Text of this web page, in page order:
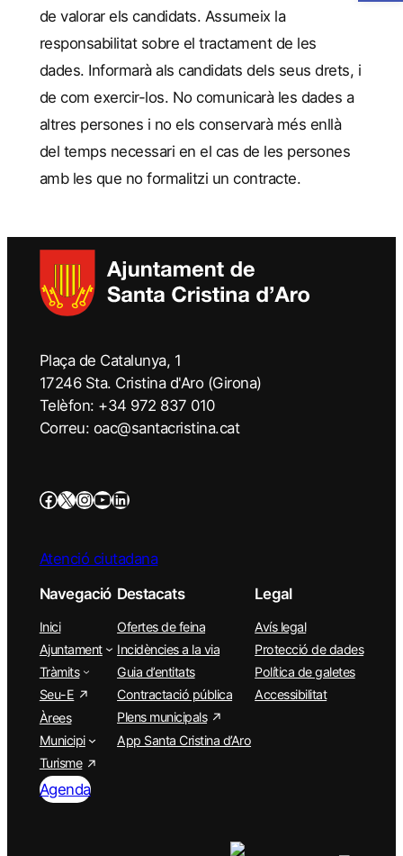
de valorar els candidats. Assumeix la
responsabilitat sobre el tractament de les
dades. Informarà als candidats dels seus drets, i
de com exercir-los. No comunicarà les dades a
altres persones i no els conservarà més enllà
del temps necessari en el cas de les persones
amb les que no formalitzi un contracte.
Plaça de Catalunya, 1
17246 Sta. Cristina d'Aro (Girona)
Telèfon: +34 972 837 010
Correu: oac@santacristina.cat
Atenció ciutadana
Navegació
Inici
Ajuntament
Tràmits
Seu-E
Àrees
Municipi
Turisme
Agenda
Destacats
Ofertes de feina
Incidències a la via
Guia d’entitats
Contractació pública
Plens municipals
App Santa Cristina d’Aro
Legal
Avís legal
Protecció de dades
Política de galetes
Accessibilitat